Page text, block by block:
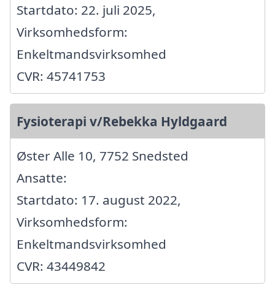
Startdato: 22. juli 2025,
Virksomhedsform:
Enkeltmandsvirksomhed
CVR: 45741753
Fysioterapi v/Rebekka Hyldgaard
Øster Alle 10, 7752 Snedsted
Ansatte:
Startdato: 17. august 2022,
Virksomhedsform:
Enkeltmandsvirksomhed
CVR: 43449842